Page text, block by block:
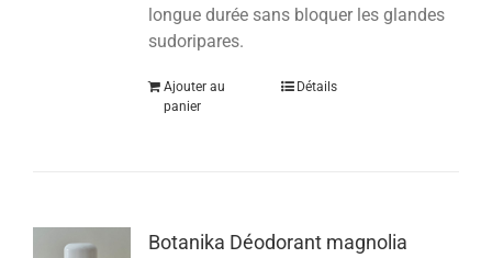
longue durée sans bloquer les glandes
sudoripares.
Ajouter au
panier
Détails
Botanika Déodorant magnolia